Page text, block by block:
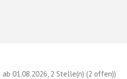
ab 01.08.2026, 2 Stelle(n) (2 offen))